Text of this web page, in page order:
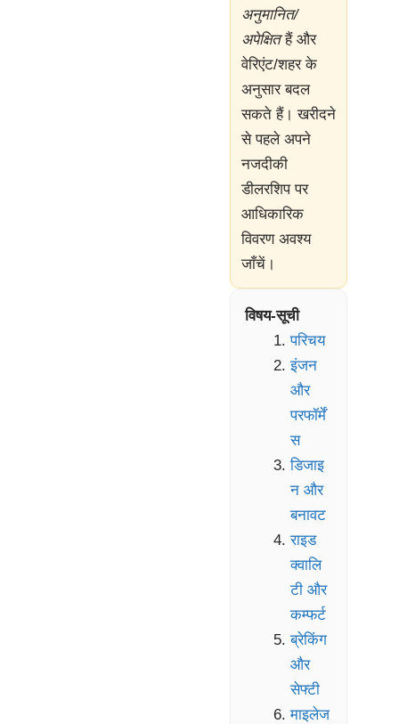
अनुमानित/
अपेक्षितहैं और
वेरिएंट/शहर के
अनुसार बदल
सकते हैं। खरीदने
से पहले अपने
नजदीकी
डीलरशिप पर
आधिकारिक
विवरण अवश्य
जाँचें।
विषय-सूची
परिचय
इंजन
और
परफॉर्में
स
डिजाइ
न और
बनावट
राइड
क्वालि
टी और
कम्फर्ट
ब्रेकिंग
और
सेफ्टी
माइलेज